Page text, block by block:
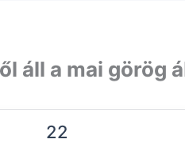
áll a mai görög
22